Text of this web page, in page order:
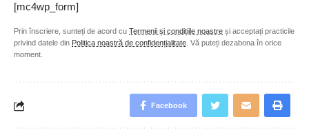
[mc4wp_form]
Prin înscriere, sunteți de acord cu Termenii și condițiile noastre și acceptați practicile
privind datele din Politica noastră de confidențialitate . Vă puteți dezabona în orice
moment.
Facebook